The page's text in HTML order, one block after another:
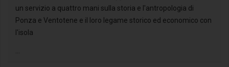
un servizio a quattro mani sulla storia e l'antropologia di
Ponza e Ventotene e il loro legame storico ed economico con
l'isola